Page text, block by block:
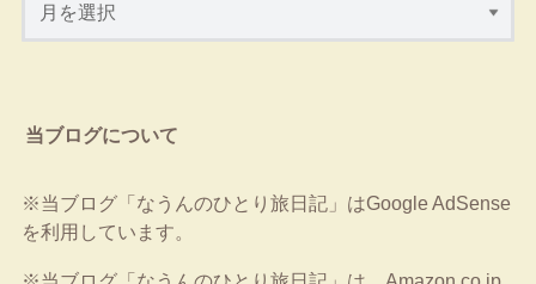
当ブログについて
※当ブログ「なうんのひとり旅日記」はGoogle AdSense
を利用しています。